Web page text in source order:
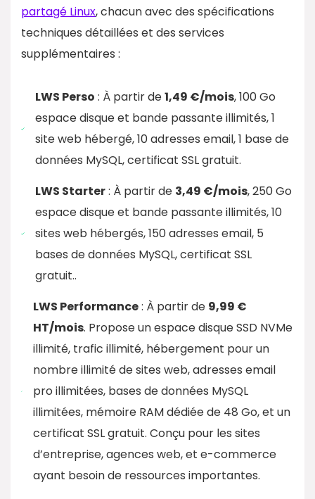
partagé Linux, chacun avec des spécifications
techniques détaillées et des services
supplémentaires :
LWS Perso : À partir de1,49 €/mois, 100 Go
espace disque et bande passante illimités, 1
site web hébergé, 10 adresses email, 1 base de
données MySQL, certificat SSL gratuit.
LWS Starter: À partir de 3,49 €/mois, 250 Go
espace disque et bande passante illimités, 10
sites web hébergés, 150 adresses email, 5
bases de données MySQL, certificat SSL
gratuit..
LWS Performance: À partir de 9,99 €
HT/mois. Propose un espace disque SSD NVMe
illimité, trafic illimité, hébergement pour un
nombre illimité de sites web, adresses email
pro illimitées, bases de données MySQL
illimitées, mémoire RAM dédiée de 48 Go, et un
certificat SSL gratuit. Conçu pour les sites
d’entreprise, agences web, et e-commerce
ayant besoin de ressources importantes.